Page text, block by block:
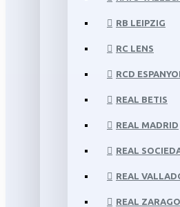
RB LEIPZIG
RC LENS
RCD
REAL BETIS
REAL MADRID
REAL
REAL
REAL